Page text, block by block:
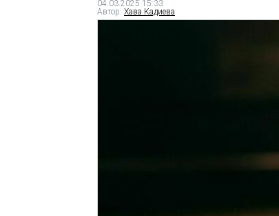
04.03.2025 15:33
Автор: Хава Кадиева